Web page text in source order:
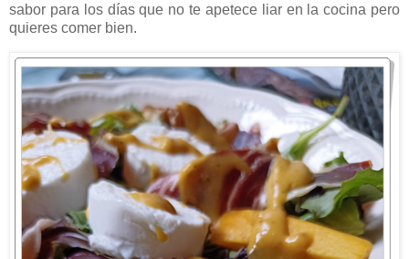
sabor para los días que no te apetece liar en la cocina pero
quieres comer bien.